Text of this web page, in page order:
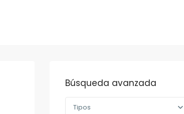
Búsqueda avanzada
Tipos